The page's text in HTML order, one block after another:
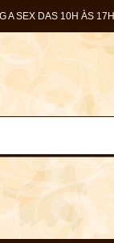
A SEX DAS 10H ÀS 17H